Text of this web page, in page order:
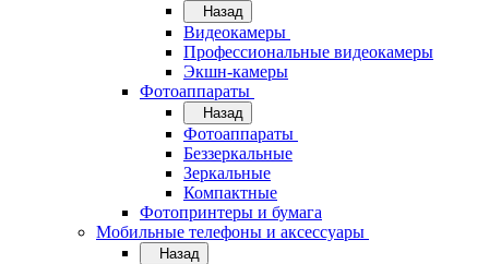
Назад
Видеокамеры
Профессиональные видеокамеры
Экшн-камеры
Фотоаппараты
Назад
Фотоаппараты
Беззеркальные
Зеркальные
Компактные
Фотопринтеры и бумага
Мобильные телефоны и аксессуары
Назад